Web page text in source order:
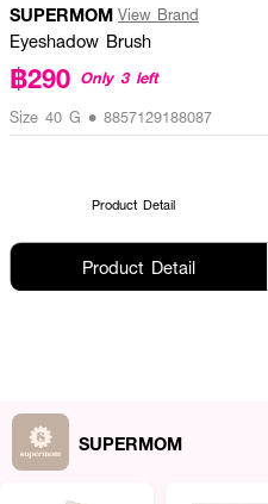
SUPERMOM View Brand
Eyeshadow Brush
฿290 Only 3 left
Size 40 G • 8857129188087
Product Detail
Product Detail
SUPERMOM